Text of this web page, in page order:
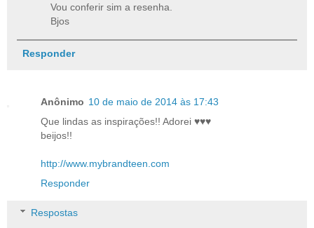
Vou conferir sim a resenha.
Bjos
Responder
Anônimo 10 de maio de 2014 às 17:43
Que lindas as inspirações!! Adorei ♥♥♥
beijos!!
http://www.mybrandteen.com
Responder
Respostas